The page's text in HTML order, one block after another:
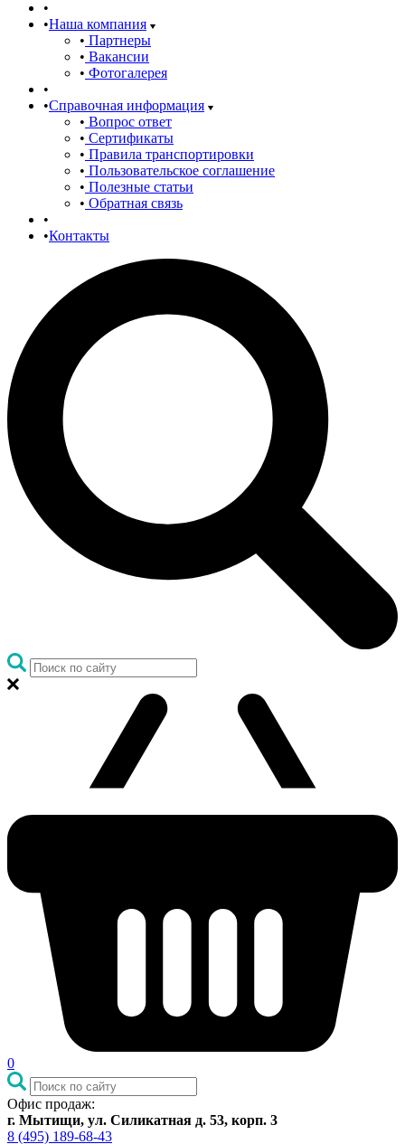
Наша компания
Партнеры
Вакансии
Фотогалерея
Справочная информация
Вопрос ответ
Сертификаты
Правила транспортировки
Пользовательское соглашение
Полезные статьи
Обратная связь
Контакты
0
Офис продаж:
г. Мытищи, ул. Силикатная д. 53, корп. 3
8 (495) 189-68-43